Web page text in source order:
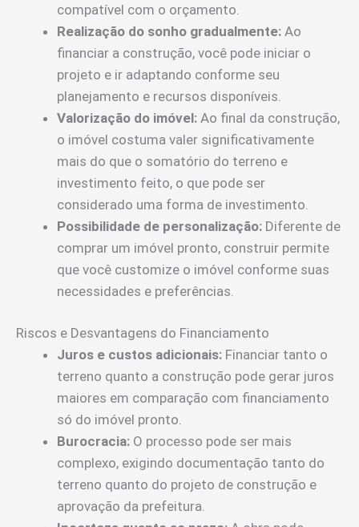
compatível com o orçamento.
Realização do sonho gradualmente: Ao
financiar a construção, você pode iniciar o
projeto e ir adaptando conforme seu
planejamento e recursos disponíveis.
Valorização do imóvel: Ao final da construção,
o imóvel costuma valer significativamente
mais do que o somatório do terreno e
investimento feito, o que pode ser
considerado uma forma de investimento.
Possibilidade de personalização: Diferente de
comprar um imóvel pronto, construir permite
que você customize o imóvel conforme suas
necessidades e preferências.
Riscos e Desvantagens do Financiamento
Juros e custos adicionais: Financiar tanto o
terreno quanto a construção pode gerar juros
maiores em comparação com financiamento
só do imóvel pronto.
Burocracia: O processo pode ser mais
complexo, exigindo documentação tanto do
terreno quanto do projeto de construção e
aprovação da prefeitura.